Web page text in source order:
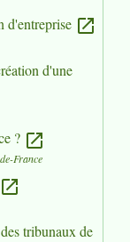
d'entreprise open_in_new
d'une
? open_in_new
France
open_in_new
tribunaux de